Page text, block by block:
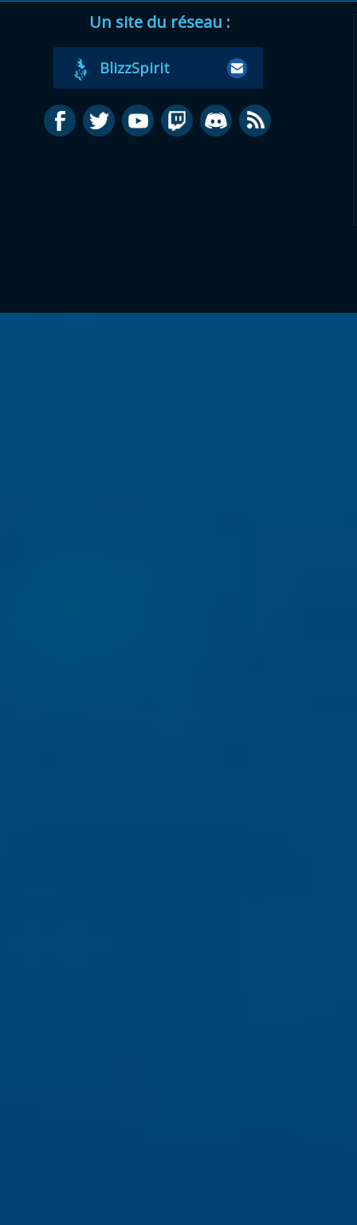
Un site du réseau :
BlizzSpirit